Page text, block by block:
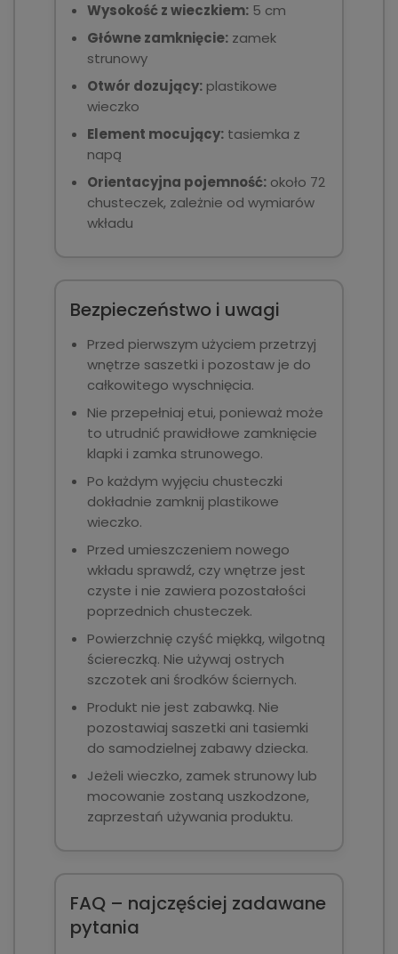
Wysokość z wieczkiem: 5 cm
Główne zamknięcie: zamek
strunowy
Otwór dozujący: plastikowe
wieczko
Element mocujący: tasiemka z
napą
Orientacyjna pojemność: około 72
chusteczek, zależnie od wymiarów
wkładu
Bezpieczeństwo i uwagi
Przed pierwszym użyciem przetrzyj
wnętrze saszetki i pozostaw je do
całkowitego wyschnięcia.
Nie przepełniaj etui, ponieważ może
to utrudnić prawidłowe zamknięcie
klapki i zamka strunowego.
Po każdym wyjęciu chusteczki
dokładnie zamknij plastikowe
wieczko.
Przed umieszczeniem nowego
wkładu sprawdź, czy wnętrze jest
czyste i nie zawiera pozostałości
poprzednich chusteczek.
Powierzchnię czyść miękką, wilgotną
ściereczką. Nie używaj ostrych
szczotek ani środków ściernych.
Produkt nie jest zabawką. Nie
pozostawiaj saszetki ani tasiemki
do samodzielnej zabawy dziecka.
Jeżeli wieczko, zamek strunowy lub
mocowanie zostaną uszkodzone,
zaprzestań używania produktu.
FAQ – najczęściej zadawane
pytania